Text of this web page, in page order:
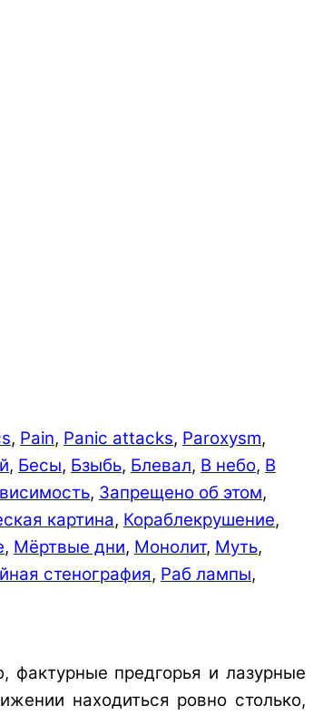
, Pain, Panic attacks, Paroxysm,
, Бесы, Бзыбь, Блевал, В небо, В
, Запрещено об этом,
картина, Кораблекрушение,
, Мёртвые дни, Монолит, Муть,
стенография, Раб лампы,
предгорья и лазурные
находиться ровно столько,